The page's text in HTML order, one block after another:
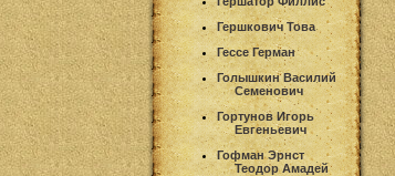
Гершкович Това
Гессе Герман
Голышкин Василий
Семенович
Гортунов Игорь
Евгеньевич
Гофман Эрнст
Теодор Амадей